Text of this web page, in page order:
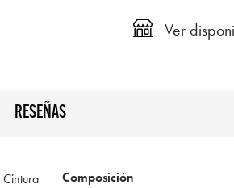
Ver
RESEÑAS
Composición